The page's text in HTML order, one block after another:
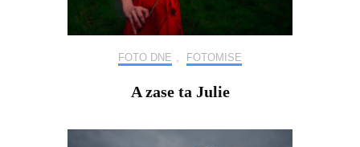
FOTO DNE , FOTOMISE
A zase ta Julie